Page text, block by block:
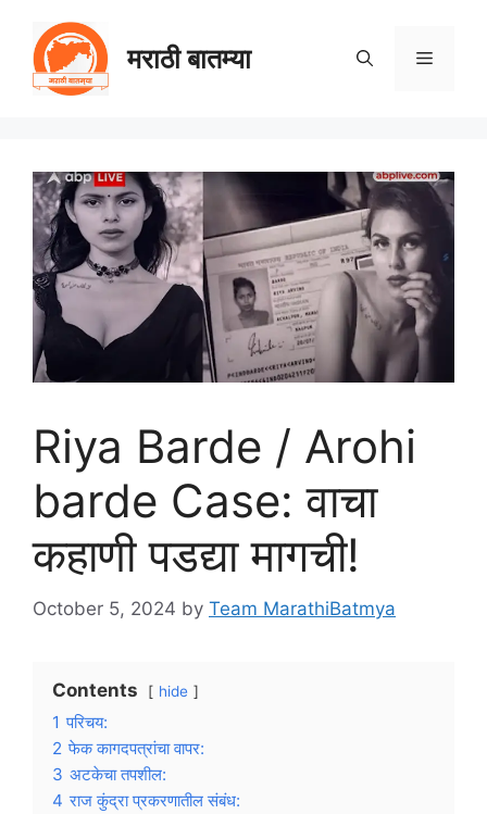
content
मराठी बातम्या Menu
Riya Barde / Arohi
barde Case: वाचा
कहाणी पडद्या मागची!
October 5, 2024 by Team MarathiBatmya
Contents hide
1 परिचय:
2 फेक कागदपत्रांचा वापर:
3 अटकेचा तपशील:
4 राज कुंद्रा प्रकरणातील संबंध: